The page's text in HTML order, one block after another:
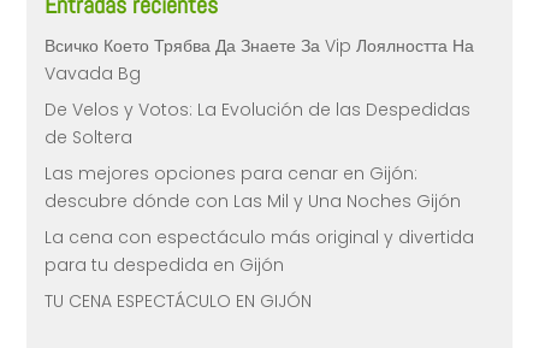
Всичко Което Трябва Да Знаете За Vip Лоялността На
Vavada Bg
De Velos y Votos: La Evolución de las Despedidas
de Soltera
Las mejores opciones para cenar en Gijón:
descubre dónde con Las Mil y Una Noches Gijón
La cena con espectáculo más original y divertida
para tu despedida en Gijón
TU CENA ESPECTÁCULO EN GIJÓN